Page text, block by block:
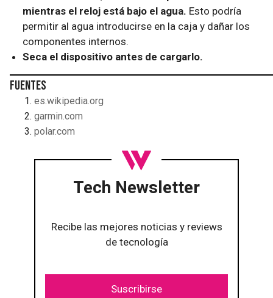
mientras el reloj está bajo el agua. Esto podría
permitir al agua introducirse en la caja y dañar los
componentes internos.
Seca el dispositivo antes de cargarlo.
Fuentes
es.wikipedia.org
garmin.com
polar.com
Tech Newsletter
Recibe las mejores noticias y reviews
de tecnología
Suscribirse